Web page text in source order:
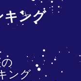
キング
ング